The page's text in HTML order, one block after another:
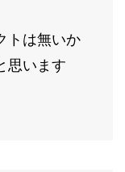
トは無いか
思います